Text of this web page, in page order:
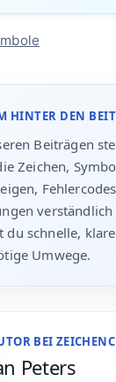
HINTER DEN
Beiträgen
Zeichen,
du schnelle,
Umwege.
BEI
Peters